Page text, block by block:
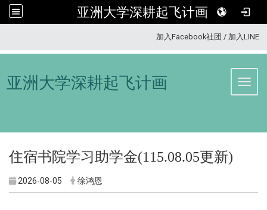
亚洲大学深耕起飞计画
加入Facebook社团 / 加入LINE
亚洲大学深耕起飞计画
住宿书院学习助学金(115.08.05更新)
2026-08-05 徐鸿恩